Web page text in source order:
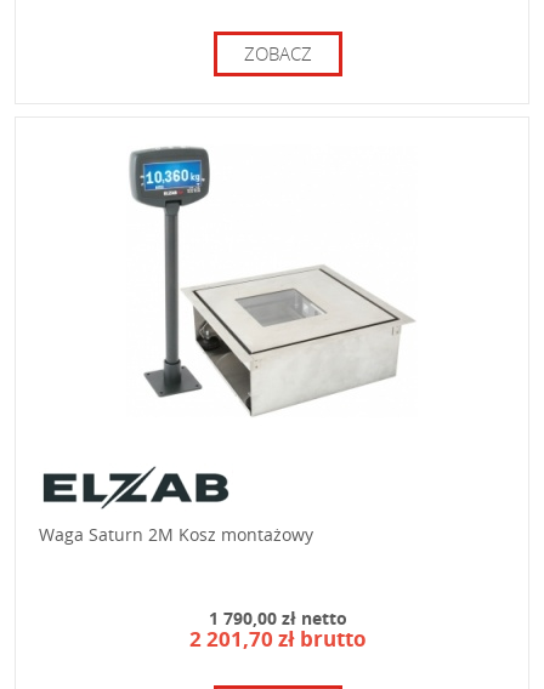
ZOBACZ
Waga Saturn 2M Kosz montażowy
1 790,00 zł netto
2 201,70 zł brutto